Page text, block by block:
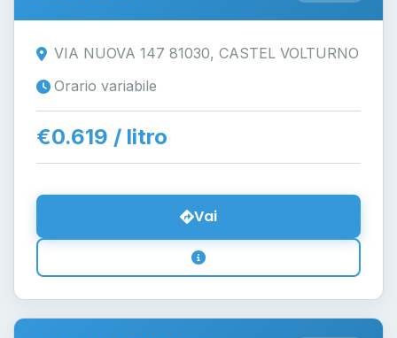
VIA NUOVA 147 81030, CASTEL VOLTURNO
Orario variabile
€0.619 / litro
Vai